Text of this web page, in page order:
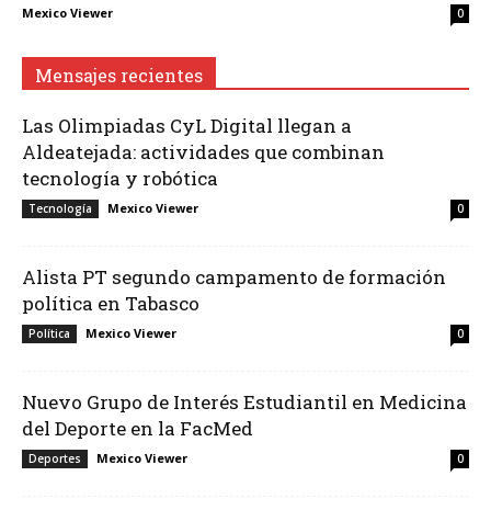
Mexico Viewer 0
Mensajes recientes
Las Olimpiadas CyL Digital llegan a
Aldeatejada: actividades que combinan
tecnología y robótica
Tecnología Mexico Viewer 0
Alista PT segundo campamento de formación
política en Tabasco
Política Mexico Viewer 0
Nuevo Grupo de Interés Estudiantil en Medicina
del Deporte en la FacMed
Deportes Mexico Viewer 0